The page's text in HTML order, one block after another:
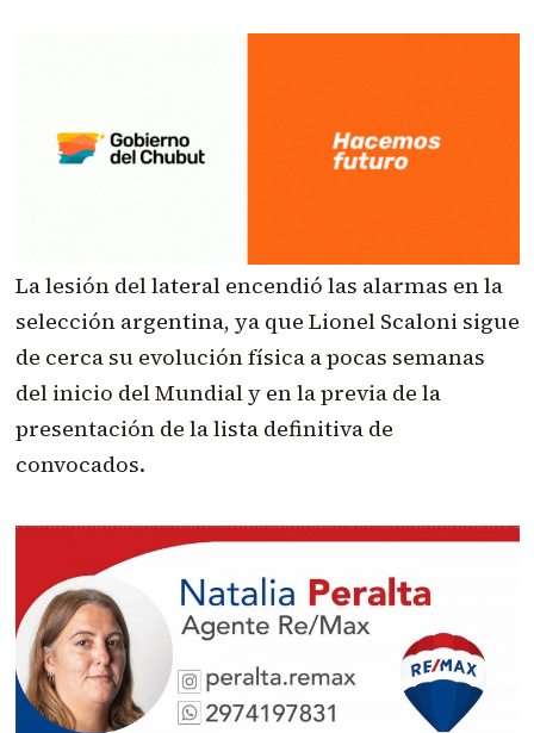
La lesión del lateral encendió las alarmas en la
selección argentina, ya que Lionel Scaloni sigue
de cerca su evolución física a pocas semanas
del inicio del Mundial y en la previa de la
presentación de la lista definitiva de
convocados.